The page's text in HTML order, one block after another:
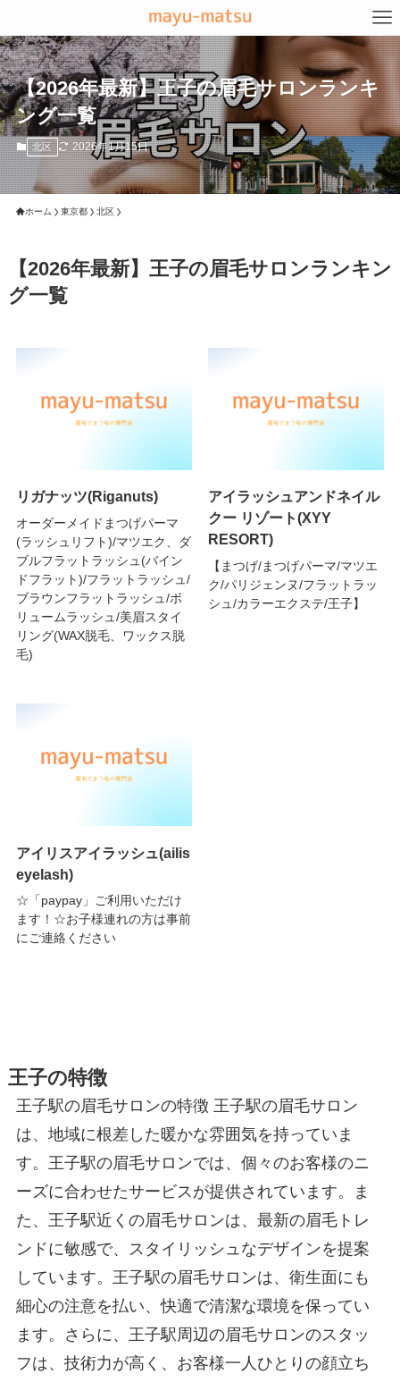
【2026年最新】王子の眉毛サロンランキ
ング一覧
北区 2026年1月15日
ホーム 東京都 北区
【2026年最新】王子の眉毛サロンランキン
グ一覧
リガナッツ(Riganuts)
オーダーメイドまつげパーマ
(ラッシュリフト)/マツエク、ダ
ブルフラットラッシュ(バイン
ドフラット)/フラットラッシュ/
ブラウンフラットラッシュ/ボ
リュームラッシュ/美眉スタイ
リング(WAX脱毛、ワックス脱
毛)
アイラッシュアンドネイル
クー リゾート(XYY
RESORT)
【まつげ/まつげパーマ/マツエ
ク/パリジェンヌ/フラットラッ
シュ/カラーエクステ/王子】
アイリスアイラッシュ(ailis
eyelash)
☆「paypay」ご利用いただけ
ます！☆お子様連れの方は事前
にご連絡ください
王子の特徴
王子駅の眉毛サロンの特徴 王子駅の眉毛サロン
は、地域に根差した暖かな雰囲気を持っていま
す。王子駅の眉毛サロンでは、個々のお客様のニ
ーズに合わせたサービスが提供されています。ま
た、王子駅近くの眉毛サロンは、最新の眉毛トレ
ンドに敏感で、スタイリッシュなデザインを提案
しています。王子駅の眉毛サロンは、衛生面にも
細心の注意を払い、快適で清潔な環境を保ってい
ます。さらに、王子駅周辺の眉毛サロンのスタッ
フは、技術力が高く、お客様一人ひとりの顔立ち